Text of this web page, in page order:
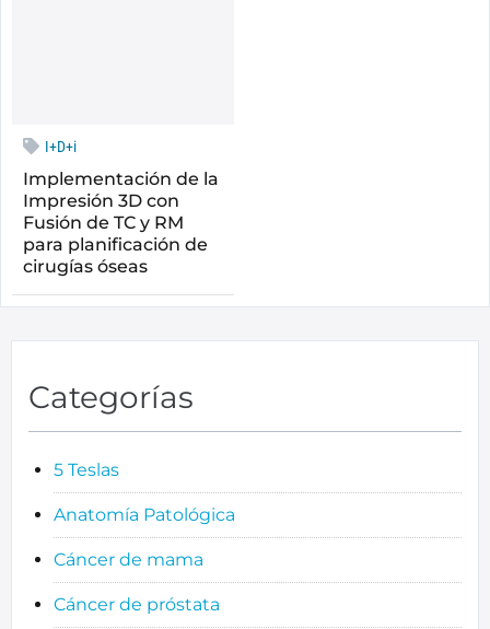
I+D+i
Implementación de la
Impresión 3D con
Fusión de TC y RM
para planificación de
cirugías óseas
Categorías
5 Teslas
Anatomía Patológica
Cáncer de mama
Cáncer de próstata